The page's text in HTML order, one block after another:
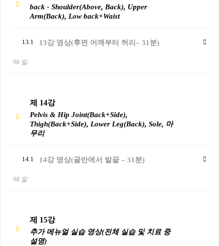
back - Shoulder(Above, Back), Upper
Arm(Back), Low back+Waist
13.1 13강 영상(후면 어깨부터 허리– 31분)
98 일
제 14강
Pelvis & Hip Joint(Back+Side),
Thigh(Back+Side), Lower Leg(Back), Sole, 마
무리
14.1 14강 영상(골반에서 발끝 – 31분)
98 일
제 15강
추가 메뉴얼 실습 영상(전체 실습 및 치료 중
설명)